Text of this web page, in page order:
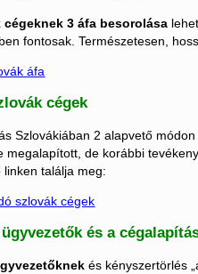
cégeknek 3 áfa besorolása
fontosak. Természetesen,
áfa
cégek
Szlovákiában 2 alapvető
megalapított, de korábbi
linken találja meg:
szlovák cégek
és a
és kényszertörlés